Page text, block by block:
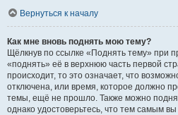
Вернуться к началу
Как мне вновь поднять мою тему?
Щёлкнув по ссылке «Поднять тему» при
«поднять» её в верхнюю часть первой
происходит, то это означает, что
отключена, или время, которое должно
темы, ещё не прошло. Также можно
однако удостоверьтесь, что тем самым